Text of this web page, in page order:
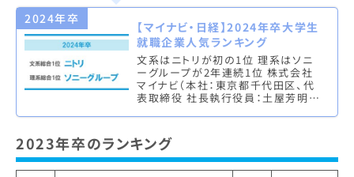
2024年卒
【マイナビ・日経】2024年卒大学生
就職企業人気ランキング
文系はニトリが初の1位 理系はソニ
ーグループが2年連続1位 株式会社
マイナビ（本社：東京都千代田区、代
表取締役 社長執行役員：土屋芳明）
社…
2023年卒のランキング